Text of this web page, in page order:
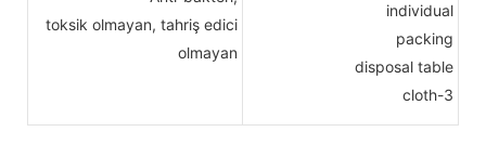
toksik olmayan, tahriş edici
olmayan